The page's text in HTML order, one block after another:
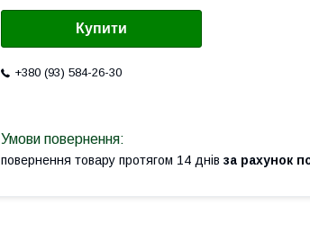
Купити
+380 (93) 584-26-30
повернення товару протягом 14 днів за рахунок